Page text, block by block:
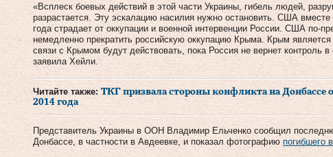
«Всплеск боевых действий в этой части Украины, гибель людей,
разрастается. Эту эскалацию насилия нужно остановить. США
года страдает от оккупации и военной интервенции России. США по-
немедленно прекратить российскую оккупацию Крыма. Крым
связи с Крымом будут действовать, пока Россия не вернет контроль
заявила Хейли.
Читайте также: ТКГ призвала стороны конфликта на Донбассе
2014 года
Представитель Украины в ООН Владимир Ельченко сообщил
Донбассе, в частности в Авдеевке, и показал фотографию погибшего